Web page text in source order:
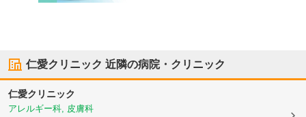
仁愛クリニック 近隣の病院・クリニック
仁愛クリニック
アレルギー科, 皮膚科